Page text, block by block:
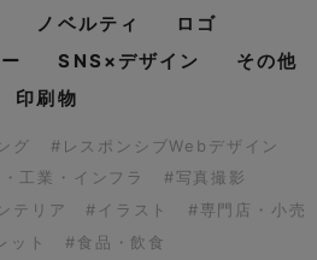
ノベルティ
ロゴ
SNS×デザイン
その他
印刷物
グ
#レスポンシブWebデザイン
工業・インフラ
#写真撮影
テリア
#イラスト
#専門店・小売
ット
#食品・飲食